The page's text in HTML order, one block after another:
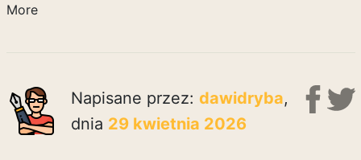
More
Napisane przez: dawidryba,
dnia 29 kwietnia 2026